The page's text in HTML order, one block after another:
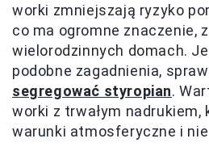
worki zmniejszają ryzyko
co ma ogromne znaczenie,
wielorodzinnych domach.
podobne zagadnienia,
segregować styropian.
worki z trwałym
warunki atmosferyczne i